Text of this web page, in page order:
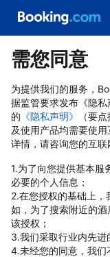
需您同意
为提供我们的服务，
据监管要求发布《隐
的 《隐私声明》 （要
及使用产品均需要使
详情，请咨询您的互联
1.为了向您提供基本服
必要的个人信息；
2.在您授权的基础上，
如，为了搜索附近的
该授权；
3.我们采取行业内先进
4.未经您的同意，我们